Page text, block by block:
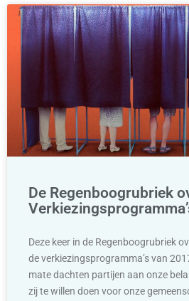
De Regenboogrubriek
Deze keer in de Regenboogrubriek
de verkiezingsprogramma’s van
mate dachten partijen aan onze
zij te willen doen voor onze